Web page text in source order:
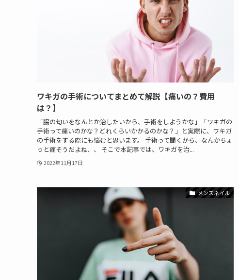
ワキガの手術についてまとめて解説【痛いの？費用
は？】
「脇の匂いをなんとか治したいから、手術をしようかな」「ワキガの
手術って痛いのかな？どれくらいかかるのかな？」と実際に、ワキガ
の手術をする際にも悩むと思います。 手術って聞くから、なんかちょ
っと痛そうだよね、、 そこで本記事では、ワキガを治...
2022年11月17日
メンズネイル